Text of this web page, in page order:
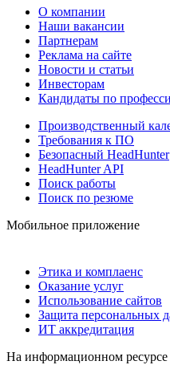
О компании
Наши вакансии
Партнерам
Реклама на сайте
Новости и статьи
Инвесторам
Кандидаты по
Производственный
Требования к ПО
Безопасный HeadHunter
HeadHunter API
Поиск работы
Поиск по резюме
Мобильное приложение
Этика и комплаенс
Оказание услуг
Использование сайтов
Защита персональных
ИТ аккредитация
На информационном ресурсе